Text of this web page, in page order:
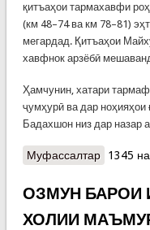
қитъаҳои тармахавфи
(км 48–74 ва км 78–81)
мегардад. Қитъаҳои
хавфнок арзёбӣ
Ҳамчунин, хатари
ҷумҳурӣ ва дар
Бадахшон низ дар назар
Муфассалтаро КҲФ:
1345
ОЗМУН БАРОИ
ХОЛИИ